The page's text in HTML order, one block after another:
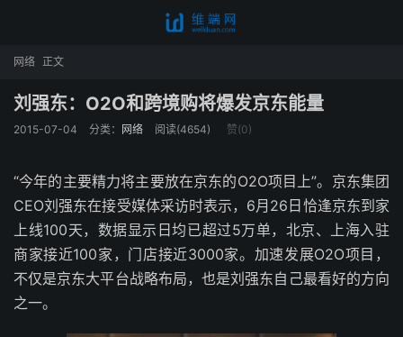
网络 正文
刘强东：O2O和跨境购将爆发京东能量
2015-07-04 分类： 网络 阅读(4654) 赞(0)
“今年的主要精力将主要放在京东的O2O项目上”。京东集团
CEO刘强东在接受媒体采访时表示，6月26日恰逢京东到家
上线100天，数据显示日均已超过5万单，北京、上海入驻
商家接近100家，门店接近3000家。加速发展O2O项目，
不仅是京东大平台战略布局，也是刘强东自己最看好的方向
之一。